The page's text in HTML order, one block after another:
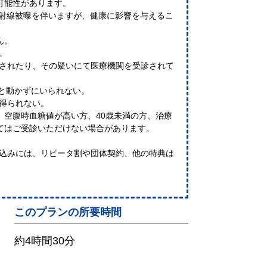
性があります。
被曝を伴いますが、健康に影響を与えるこ
。
たり、その疑いにて医療機関を受診されて
かずにいられない。
れない。
腹時血糖値が高い方、40歳未満の方、治療
ご受診いただけない場合があります。
みには、リピータ割や団体契約、他の特典は
このプランの所要時間
約4時間30分